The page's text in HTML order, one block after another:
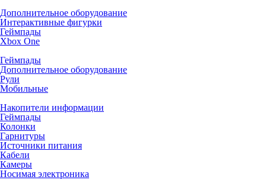
Дополнительное оборудование
Интерактивные фигурки
Геймпады
Xbox One
Геймпады
Дополнительное оборудование
Рули
Мобильные
Накопители информации
Геймпады
Колонки
Гарнитуры
Источники питания
Кабели
Камеры
Носимая электроника